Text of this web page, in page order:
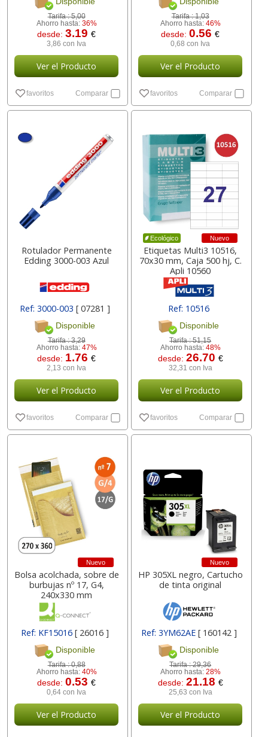
Tarifa :5,00
Ahorro hasta: 36%
desde:3.19€
3,86 con Iva
Ver el Producto
favoritos Comparar
Tarifa :1,03
Ahorro hasta: 46%
desde:0.56€
0,68 con Iva
Ver el Producto
favoritos Comparar
Rotulador Permanente
Edding 3000-003 Azul
Ref: 3000-003 [ 07281 ]
Disponible
Tarifa :3,29
Ahorro hasta: 47%
desde: 1.76€
2,13 con Iva
Ver el Producto
favoritos Comparar
Ecológico Nuevo
Etiquetas Multi3 10516,
70x30 mm, Caja 500 hj, C.
Apli 10560
Ref: 10516
Disponible
Tarifa :51,15
Ahorro hasta: 48%
desde: 26.70 €
32,31 con Iva
Ver el Producto
favoritos Comparar
Nuevo
Bolsa acolchada, sobre de
burbujas nº 17, G4,
240x330 mm
Ref: KF15016 [ 26016 ]
Disponible
Tarifa :0,88
Ahorro hasta: 40%
desde:0.53€
0,64 con Iva
Ver el Producto
Nuevo
HP 305XL negro, Cartucho
de tinta original
Ref: 3YM62AE [ 160142 ]
Disponible
Tarifa :29,36
Ahorro hasta: 28%
desde: 21.18 €
25,63 con Iva
Ver el Producto